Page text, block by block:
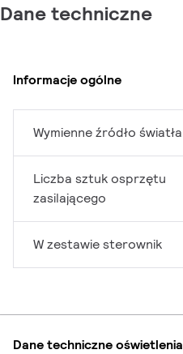
Dane techniczne
Informacje ogólne
Wymienne źródło światła
Liczba sztuk osprzętu
zasilającego
W zestawie sterownik
Dane techniczne oświetlenia